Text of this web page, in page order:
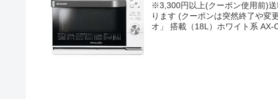
※3,300円以上(クーポン使用前)
ります (クーポンは突然終了や変
オ」 搭載（18L）ホワイト系 AX-